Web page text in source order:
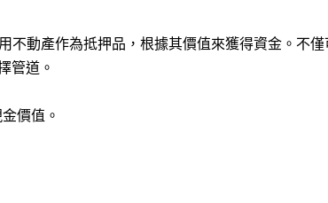
動產作為抵押品，根據其價值來獲得資金。不
管道。
價值。